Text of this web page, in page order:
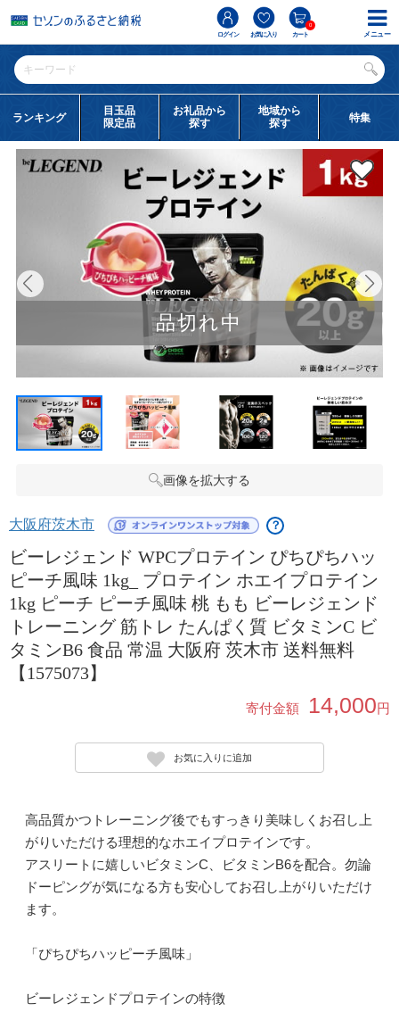
ログイン お気に入り カート
0
ランキング
目玉品
限定品
お礼品から
探す
地域から
探す
特集
品切れ中
画像を拡大する
大阪府茨木市 ？
ビーレジェンド WPCプロテイン ぴちぴちハッ
ピーチ風味 1kg_ プロテイン ホエイプロテイン
1kg ピーチ ピーチ風味 桃 もも ビーレジェンド
トレーニング 筋トレ たんぱく質 ビタミンC ビ
タミンB6 食品 常温 大阪府 茨木市 送料無料
【1575073】
寄付金額 14,000円
お気に入りに追加
高品質かつトレーニング後でもすっきり美味しくお召し上
がりいただける理想的なホエイプロテインです。
アスリートに嬉しいビタミンC、ビタミンB6を配合。勿論
ドーピングが気になる方も安心してお召し上がりいただけ
ます。
「ぴちぴちハッピーチ風味」
ビーレジェンドプロテインの特徴
メニュー